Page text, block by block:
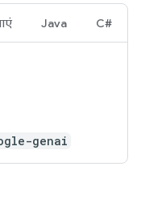
Java C#
genai